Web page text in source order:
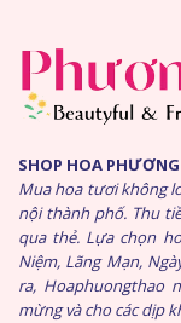
SHOP HOA
Mua hoa tươi không
nội thành phố. Thu
qua thẻ. Lựa chọn
Niệm, Lãng Mạn,
ra, Hoaphuongthao
mừng và cho các dịp